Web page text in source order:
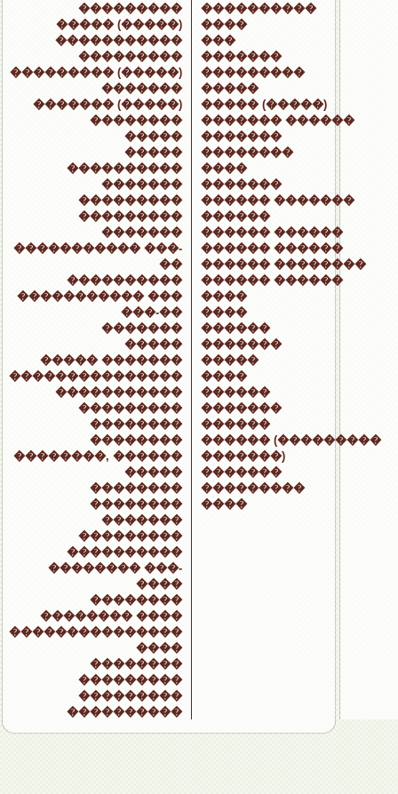
���������
����� (�����)
�����������
���������
��������� (�����)
�������
������� (�����)
��������
�����
�����
����������
�������
���������
���������
�������
����������� ���-
��
����������
����������� ���
���-��
�������
�����
����� �������
���������������
�����������
���������
��������
��������
��������, ������
�����
��������
��������
�������
���������
����������
�������� ���-
����
��������
�������� ����
���������������
����
��������
���������
���������
����������
����������
����
���
�������
���������
�����
����� (�����)
������� ������
�������
��������
����
�������
������ �������
������
������ ������
������ ������
������ ��������
������ ������
����
����
������
�������
�����
����
������
�������
������
������ (���������
�������)
�������
���������
����